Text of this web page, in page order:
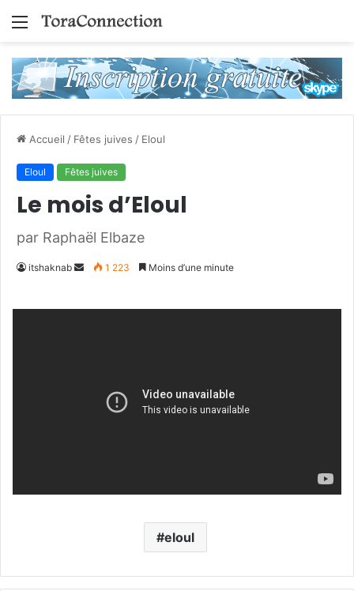
Menu
Accueil / Fêtes juives / Eloul
Eloul Fêtes juives
Le mois d’Eloul
par Raphaël Elbaze
itshaknab
Envoyer
1 223 Moins d’une minute
eloul